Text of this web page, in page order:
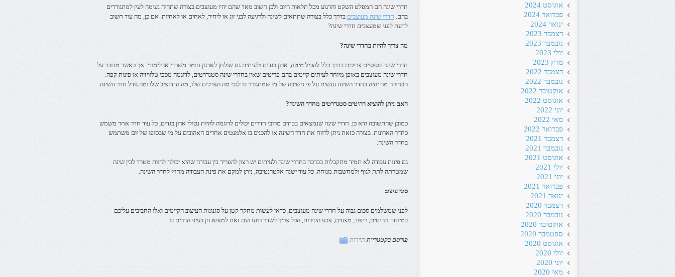
חדרי שינה הם המפלט השקט והרגוע מכל תלאות היום ולכן חשוב מאד שהם יהיו מעוצבים בצורה שתהיה נעימה לעין למתגוררים
בהם. חדרי שינה מעוצבים בדרך כלל בצורה שתתאים לשינה ולרגיעה לבני זוג או ליחיד, לאחים או לאחיות. אם כן, מה עוד חשוב
לדעת לפני שמעצבים חדרי שינה?
מה צריך להיות בחדרי שינה?
חדרי שינה בסיסיים צריכים בדרך כלל להכיל מיטה, ארון בגדים ולעיתים גם שולחן לארגון חומר משרדי או לימודי. אך כאשר מדובר על
חדרי שינה מעוצבים באופן מיוחד לעיתים קיימים בהם פריטים שאין בחדרי שינה סטנדרטים, לדוגמה מסכי טלוויזיה או פינות קפה.
הבחירה מה יהיה בחדר השינה נעשית על פי חשיבה של מי שמתגורר בו לגבי מה הצרכים שלו, מה התקציב שלו ומה גודל חדר השינה.
האם ניתן להוציא רהיטים סטנדרטים מחדר השינה?
כמובן שהתשובה היא כן. חדרי שינה שנמצאים בבתים מרובי חדרים יכולים לדוגמה להיות נטולי ארון בגדים, כל עוד חדר אחר משמש
כחדר הארונות. בצורה כזאת ניתן לרווח את חדר השינה או להכניס בו אלמנטים אחרים האהובים על מי שבסופו של יום משתמש
בחדר השינה.
גם פינות עבודה לא תמיד מתקבלות בברכה בחדרי שינה ולעיתים יש רצון להפריד בין עבודה שהיא יכולה להוות מטרד לבין שינה
שמטרתה לתת לגוף ולמחשבות מנוחה. כל עוד ישנה אלטרנטיבה, ניתן למקם את פינת העבודה מחוץ לחדר השינה.
סוגי עיצוב
לפני שמשלמים סכום גבוה על חדרי שינה מעוצבים, כדאי לעשות מחקר קטן על סגנונות העיצוב הקיימים ואלו החביבים עליכם
במיוחד. רהיטים, ריפוד, מצעים, צבע הקירות, הכל צריך לשדר רוגע ועם זאת למצוא חן בעיני הדרים בו.
פורסם בקטגוריית תיירות
אוגוסט 2024
פברואר 2024
ינואר 2024
דצמבר 2023
נובמבר 2023
יולי 2023
מרץ 2023
דצמבר 2022
נובמבר 2022
אוקטובר 2022
אוגוסט 2022
יוני 2022
מאי 2022
פברואר 2022
דצמבר 2021
נובמבר 2021
אוגוסט 2021
יולי 2021
יוני 2021
פברואר 2021
ינואר 2021
דצמבר 2020
נובמבר 2020
אוקטובר 2020
ספטמבר 2020
אוגוסט 2020
יולי 2020
יוני 2020
מאי 2020